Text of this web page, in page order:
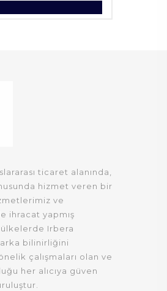
ticaret alanında,
hizmet veren bir
ve
ihracat yapmış
Irbera
bilinirliğini
çalışmaları olan ve
her alıcıya güven